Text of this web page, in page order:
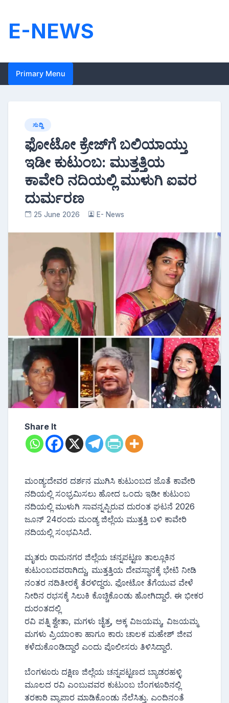
content
E-NEWS
Primary Menu
ಸುದ್ದಿ
​ಫೋಟೋ ಕ್ರೇಜ್‌ಗೆ ಬಲಿಯಾಯ್ತು
ಇಡೀ ಕುಟುಂಬ: ಮುತ್ತತ್ತಿಯ
ಕಾವೇರಿ ನದಿಯಲ್ಲಿ ಮುಳುಗಿ ಐವರ
ದುರ್ಮರಣ
25 June 2026 E- News
Share It
ಮಂಡ್ಯ:ದೇವರ ದರ್ಶನ ಮುಗಿಸಿ ಕುಟುಂಬದ ಜೊತೆ ಕಾವೇರಿ
ನದಿಯಲ್ಲಿ ಸಂಭ್ರಮಿಸಲು ಹೋದ ಒಂದು ಇಡೀ ಕುಟುಂಬ
ನದಿಯಲ್ಲಿ ಮುಳುಗಿ ಸಾವನ್ನಪ್ಪಿರುವ ದುರಂತ ಘಟನೆ 2026
ಜೂನ್ 24ರಂದು ಮಂಡ್ಯ ಜಿಲ್ಲೆಯ ಮುತ್ತತ್ತಿ ಬಳಿ ಕಾವೇರಿ
ನದಿಯಲ್ಲಿ ಸಂಭವಿಸಿದೆ.
ಮೃತರು ರಾಮನಗರ ಜಿಲ್ಲೆಯ ಚನ್ನಪಟ್ಟಣ ತಾಲ್ಲೂಕಿನ
ಕುಟುಂಬದವರಾಗಿದ್ದು, ಮುತ್ತತ್ತಿಯ ದೇವಸ್ಥಾನಕ್ಕೆ ಭೇಟಿ ನೀಡಿ
ನಂತರ ನದಿತೀರಕ್ಕೆ ತೆರಳಿದ್ದರು. ಫೋಟೋ ತೆಗೆಯುವ ವೇಳೆ
ನೀರಿನ ರಭಸಕ್ಕೆ ಸಿಲುಕಿ ಕೊಚ್ಚಿಕೊಂಡು ಹೋಗಿದ್ದಾರೆ. ಈ ಭೀಕರ
ದುರಂತದಲ್ಲಿ
ರವಿ ಪತ್ನಿ ಶ್ವೇತಾ, ಮಗಳು ಚೈತ್ರ, ಅಕ್ಕ ವಿಜಯಮ್ಮ, ವಿಜಯಮ್ಮ
ಮಗಳು ಪ್ರಿಯಾಂಕಾ ಹಾಗೂ ಕಾರು ಚಾಲಕ ಮಹೇಶ್ ಜೀವ
ಕಳೆದುಕೊಂಡಿದ್ದಾರೆ ಎಂದು ಪೊಲೀಸರು ತಿಳಿಸಿದ್ದಾರೆ.
ಬೆಂಗಳೂರು ದಕ್ಷಿಣ ಜಿಲ್ಲೆಯ ಚನ್ನಪಟ್ಟಣದ ಬ್ಯಾಡರಹಳ್ಳಿ
ಮೂಲದ ರವಿ ಎಂಬುವವರ ಕುಟುಂಬ ಬೆಂಗಳೂರಿನಲ್ಲಿ
ತರಕಾರಿ ವ್ಯಾಪಾರ ಮಾಡಿಕೊಂಡು ನೆಲೆಸಿತ್ತು. ಎಂದಿನಂತೆ